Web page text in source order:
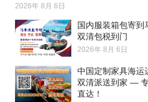
2026年 8月 6日
国内服装箱包寄到
双清包税到门
2026年 8月 6日
中国定制家具海运
双清派送到家 —
直达！